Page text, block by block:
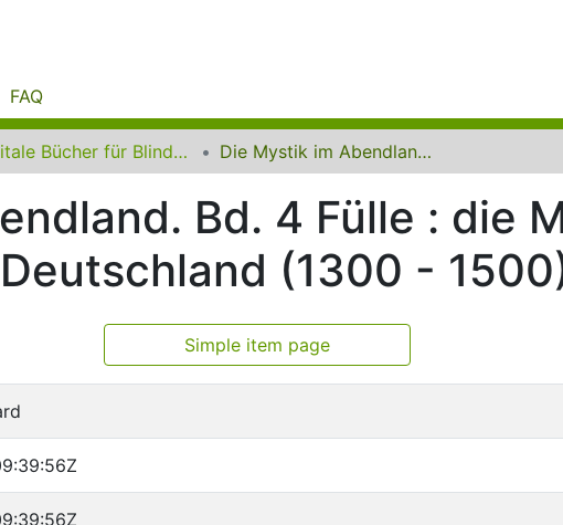
FAQ
Digitale Bücher für Blinde und Sehbehinderte Die Mystik im Abendland. Bd. 4 Fülle : die Mystik im mittelalterlichen Deutschland (1300 - 1500)
Bd. 4 Fülle : die
(1300 -
Simple item page